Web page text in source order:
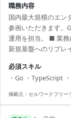
職務内容
国内最大規模のエン
参画いただきます。
運用を担当。 ■ 業務
新規基盤へのリプレ
機会 ・リモートワー
持つチームで成長が
込める ・インフラか
必須スキル
・Go ・TypeScript
掲載元： セルワークフリー